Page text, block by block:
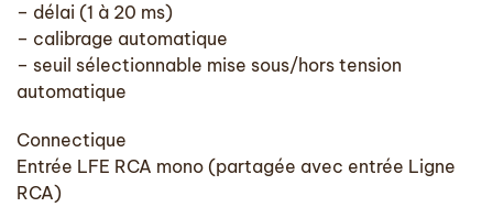
– délai (1 à 20 ms)
– calibrage automatique
– seuil sélectionnable mise sous/hors tension
automatique
Connectique
Entrée LFE RCA mono (partagée avec entrée Ligne
RCA)